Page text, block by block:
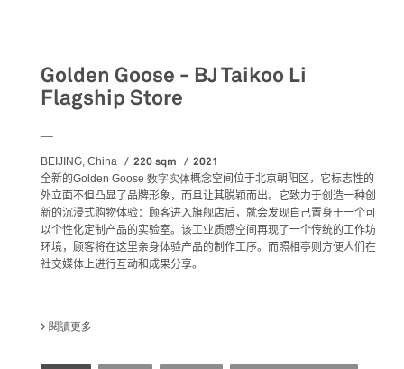
Golden Goose - BJ Taikoo Li
Flagship Store
BEIJING, China 220 sqm 2021
全新的Golden Goose 数字实体概念空间位于北京朝阳区，它标志性的
外立面不但凸显了品牌形象，而且让其脱颖而出。它致力于创造一种创
新的沉浸式购物体验：顾客进入旗舰店后，就会发现自己置身于一个可
以个性化定制产品的实验室。该工业质感空间再现了一个传统的工作坊
环境，顾客将在这里亲身体验产品的制作工序。而照相亭则方便人们在
社交媒体上进行互动和成果分享。
閱讀更多